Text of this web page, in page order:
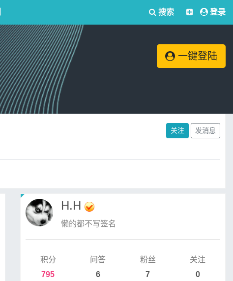
搜索 登录
一键登陆
关注 发消息
H.H
懒的都不写签名
积分
795
问答
6
粉丝
7
关注
0